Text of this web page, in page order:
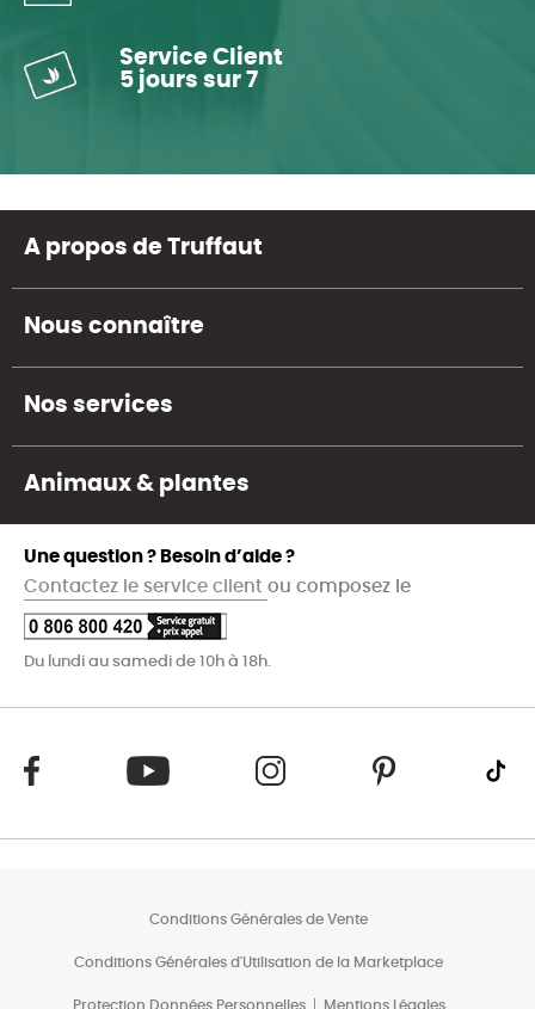
Service Client
5 jours sur 7
A propos de Truffaut
Nous connaître
Nos services
Animaux & plantes
Une question ? Besoin d’aide ?
Contactez le service client ou composez le
Du lundi au samedi de 10h à 18h.
Conditions Générales de Vente
Conditions Générales d'Utilisation de la Marketplace
Protection Données Personnelles Mentions Légales